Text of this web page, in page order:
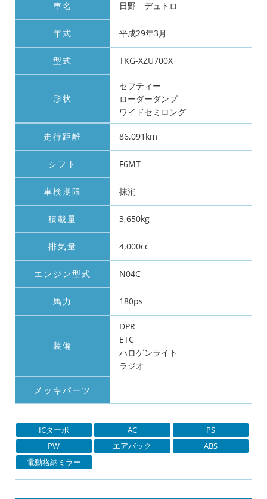
車名 日野 デュトロ
年式 平成29年3月
型式 TKG-XZU700X
形状
セフティー
ローダーダンプ
ワイドセミロング
走行距離 86,091km
シフト F6MT
車検期限 抹消
積載量 3,650kg
排気量 4,000cc
エンジン型式 N04C
馬力 180ps
装備
DPR
ETC
ハロゲンライト
ラジオ
メッキパーツ
ICターボ AC
PS
PW
エアバック
ABS
電動格納ミラー